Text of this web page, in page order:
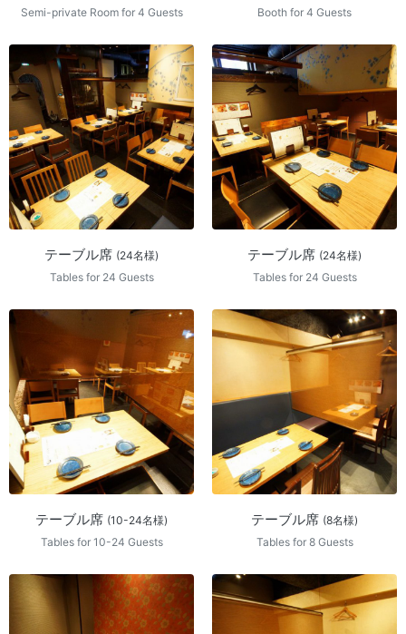
Semi-private Room for 4 Guests
Booth for 4 Guests
テーブル席 (24名様)
Tables for 24 Guests
テーブル席 (24名様)
Tables for 24 Guests
テーブル席 (10-24名様)
Tables for 10-24 Guests
テーブル席 (8名様)
Tables for 8 Guests